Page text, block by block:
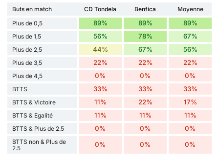
Buts en match CD Tondela Benfica
Moyenne
Plus de 0,5
89% 89% 89%
Plus de 1,5 56% 78% 67%
Plus de 2,5 44% 67% 56%
Plus de 3,5 22% 22% 22%
Plus de 4,5 0% 0% 0%
BTTS 33% 33% 33%
BTTS & Victoire 11% 22% 17%
BTTS & Egalité 11% 11% 11%
BTTS & Plus de 2.5 0% 0% 0%
BTTS non & Plus de
2.5
0% 0% 0%